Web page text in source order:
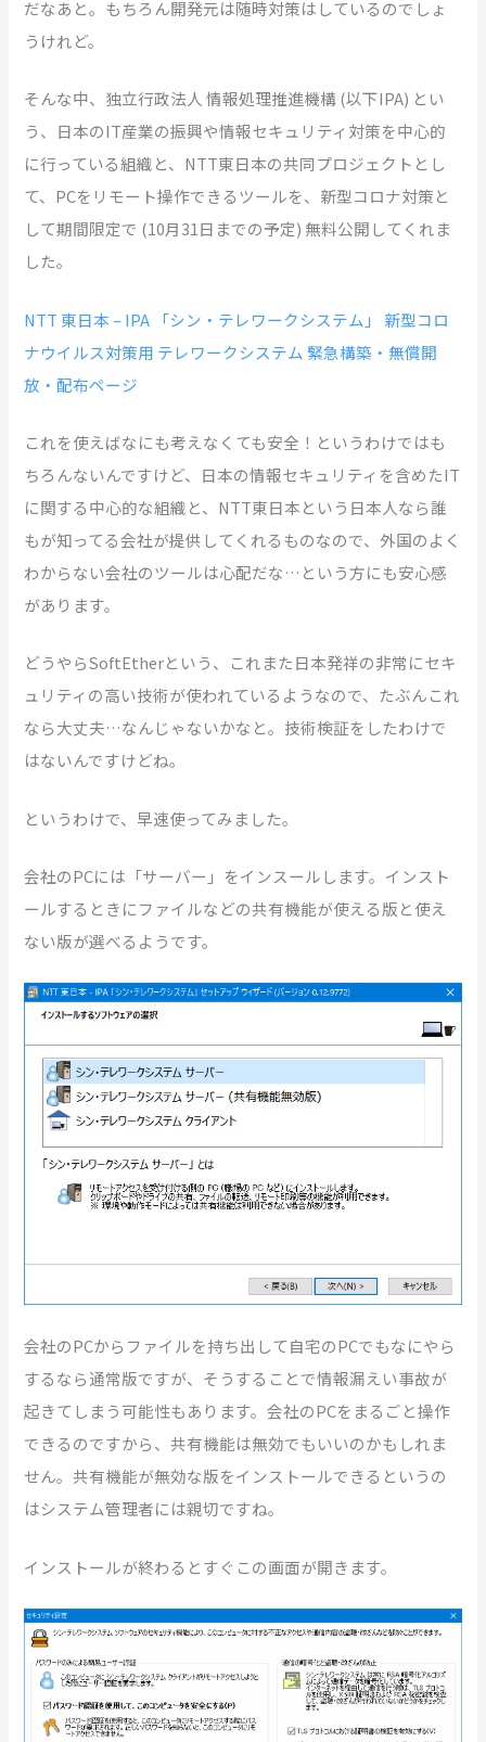
だなあと。もちろん開発元は随時対策はしているのでしょ
うけれど。
そんな中、独立行政法人 情報処理推進機構 (以下IPA) とい
う、日本のIT産業の振興や情報セキュリティ対策を中心的
に行っている組織と、NTT東日本の共同プロジェクトとし
て、PCをリモート操作できるツールを、新型コロナ対策と
して期間限定で (10月31日までの予定) 無料公開してくれま
した。
NTT 東日本 – IPA 「シン・テレワークシステム」 新型コロ
ナウイルス対策用 テレワークシステム 緊急構築・無償開
放・配布ページ
これを使えばなにも考えなくても安全！というわけではも
ちろんないんですけど、日本の情報セキュリティを含めたIT
に関する中心的な組織と、NTT東日本という日本人なら誰
もが知ってる会社が提供してくれるものなので、外国のよく
わからない会社のツールは心配だな…という方にも安心感
があります。
どうやらSoftEtherという、これまた日本発祥の非常にセキ
ュリティの高い技術が使われているようなので、たぶんこれ
なら大丈夫…なんじゃないかなと。技術検証をしたわけで
はないんですけどね。
というわけで、早速使ってみました。
会社のPCには「サーバー」をインスールします。インスト
ールするときにファイルなどの共有機能が使える版と使え
ない版が選べるようです。
会社のPCからファイルを持ち出して自宅のPCでもなにやら
するなら通常版ですが、そうすることで情報漏えい事故が
起きてしまう可能性もあります。会社のPCをまるごと操作
できるのですから、共有機能は無効でもいいのかもしれま
せん。共有機能が無効な版をインストールできるというの
はシステム管理者には親切ですね。
インストールが終わるとすぐこの画面が開きます。